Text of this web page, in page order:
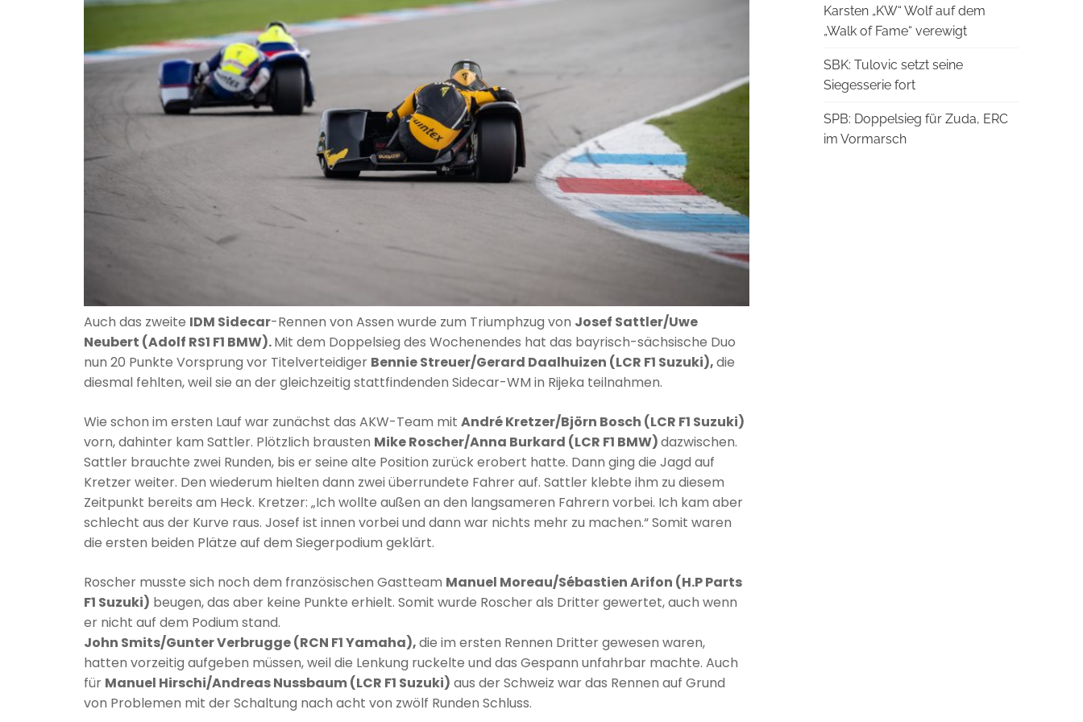
Auch das zweite IDM Sidecar-Rennen von Assen wurde zum Triumphzug von Josef Sattler/Uwe
Neubert (Adolf RS1 F1 BMW).Mit dem Doppelsieg des Wochenendes hat das bayrisch-sächsische Duo
nun 20 Punkte Vorsprung vor Titelverteidiger Bennie Streuer/Gerard Daalhuizen (LCR F1 Suzuki),die
diesmal fehlten, weil sie an der gleichzeitig stattfindenden Sidecar-WM in Rijeka teilnahmen.
Wie schon im ersten Lauf war zunächst das AKW-Team mit André Kretzer/Björn Bosch (LCR F1 Suzuki)
vorn, dahinter kam Sattler. Plötzlich brausten Mike Roscher/Anna Burkard (LCR F1 BMW)dazwischen.
Sattler brauchte zwei Runden, bis er seine alte Position zurück erobert hatte. Dann ging die Jagd auf
Kretzer weiter. Den wiederum hielten dann zwei überrundete Fahrer auf. Sattler klebte ihm zu diesem
Zeitpunkt bereits am Heck. Kretzer: „Ich wollte außen an den langsameren Fahrern vorbei. Ich kam aber
schlecht aus der Kurve raus. Josef ist innen vorbei und dann war nichts mehr zu machen.“ Somit waren
die ersten beiden Plätze auf dem Siegerpodium geklärt.
Roscher musste sich noch dem französischen Gastteam Manuel Moreau/Sébastien Arifon (H.P Parts
F1 Suzuki) beugen, das aber keine Punkte erhielt. Somit wurde Roscher als Dritter gewertet, auch wenn
er nicht auf dem Podium stand.
John Smits/Gunter Verbrugge (RCN F1 Yamaha),die im ersten Rennen Dritter gewesen waren,
hatten vorzeitig aufgeben müssen, weil die Lenkung ruckelte und das Gespann unfahrbar machte. Auch
für Manuel Hirschi/Andreas Nussbaum (LCR F1 Suzuki) aus der Schweiz war das Rennen auf Grund
von Problemen mit der Schaltung nach acht von zwölf Runden Schluss.
Karsten „KW“ Wolf auf dem
„Walk of Fame“ verewigt
SBK: Tulovic setzt seine
Siegesserie fort
SPB: Doppelsieg für Zuda, ERC
im Vormarsch